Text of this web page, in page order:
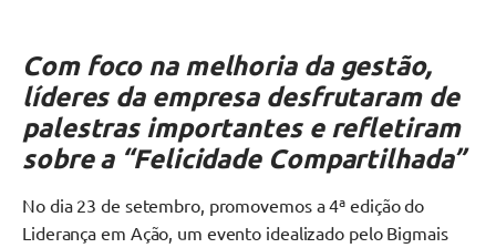
Com foco na melhoria da gestão,
líderes da empresa desfrutaram de
palestras importantes e refletiram
sobre a “Felicidade Compartilhada”
No dia 23 de setembro, promovemos a 4ª edição do
Liderança em Ação, um evento idealizado pelo Bigmais